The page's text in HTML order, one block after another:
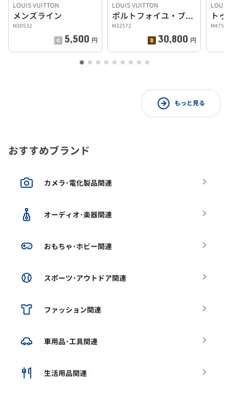
LOUIS VUITTON
メンズライン
M30532
5,500 円
LOUIS VUITTON
ポルトフォイユ・ブラザ
M32572
30,800 円
もっと見る
おすすめブランド
カメラ･電化製品関連
オーディオ･楽器関連
おもちゃ･ホビー関連
スポーツ･アウトドア関連
ファッション関連
車用品･工具関連
生活用品関連